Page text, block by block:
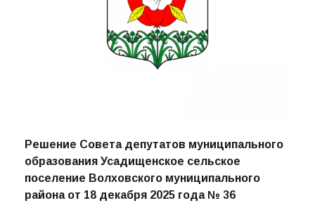
Решение Совета депутатов муниципального
образования Усадищенское сельское
поселение Волховского муниципального
района от 18 декабря 2025 года № 36